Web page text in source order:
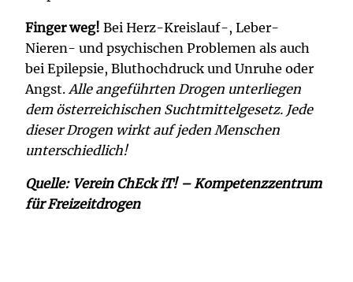
Finger weg! Bei Herz-Kreislauf-, Leber-
Nieren- und psychischen Problemen als auch
bei Epilepsie, Bluthochdruck und Unruhe oder
Angst. Alle angeführten Drogen unterliegen
dem österreichischen Suchtmittelgesetz. Jede
dieser Drogen wirkt auf jeden Menschen
unterschiedlich!
Quelle: Verein ChEck iT! – Kompetenzzentrum
für Freizeitdrogen